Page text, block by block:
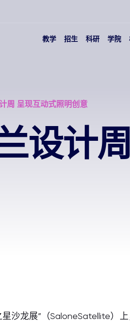
教学 招生 科研 学院
周 呈现互动式照明创意
设计
沙龙展”（SaloneSatellite）